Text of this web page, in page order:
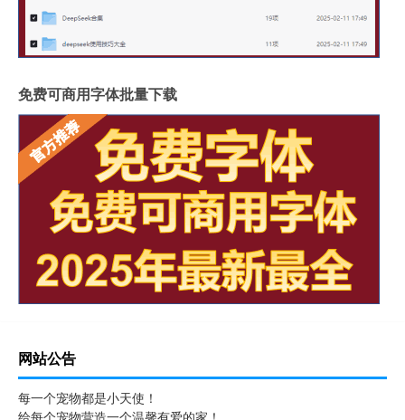
免费可商用字体批量下载
网站公告
每一个宠物都是小天使！
给每个宠物营造一个温馨有爱的家！